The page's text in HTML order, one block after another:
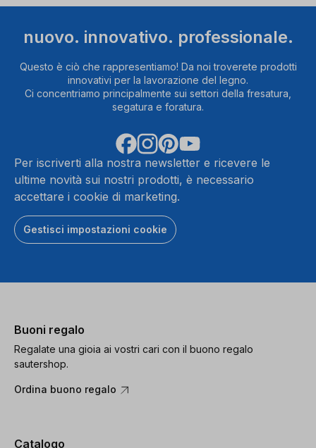
nuovo. innovativo. professionale.
Questo è ciò che rappresentiamo! Da noi troverete prodotti
innovativi per la lavorazione del legno.
Ci concentriamo principalmente sui settori della fresatura,
segatura e foratura.
Per iscriverti alla nostra newsletter e ricevere le
ultime novità sui nostri prodotti, è necessario
accettare i cookie di marketing.
Gestisci impostazioni cookie
Buoni regalo
Regalate una gioia ai vostri cari con il buono regalo
sautershop.
Ordina buono regalo
Catalogo